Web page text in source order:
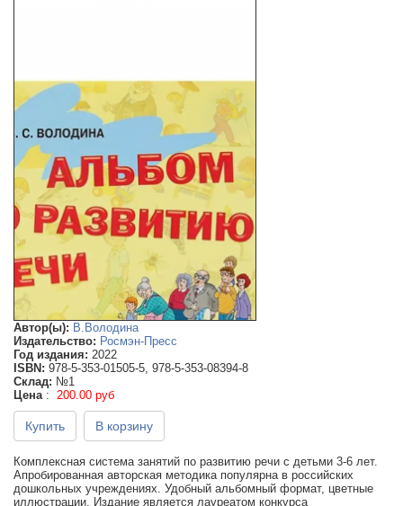
Автор(ы): В.Володина
Издательство: Росмэн-Пресс
Год издания: 2022
ISBN: 978-5-353-01505-5, 978-5-353-08394-8
Склад: №1
Цена: 200.00 руб
Купить В корзину
Комплексная система занятий по развитию речи с детьми 3-6 лет.
Апробированная авторская методика популярна в российских
дошкольных учреждениях. Удобный альбомный формат, цветные
иллюстрации. Издание является лауреатом конкурса